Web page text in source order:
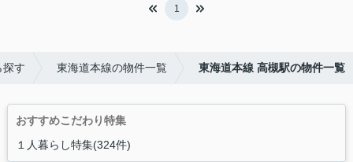
1
探す 東海道本線の物件一覧 東海道本線 高槻駅の物件一覧
おすすめこだわり特集
１人暮らし特集(324件)